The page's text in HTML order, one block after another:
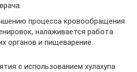
процесса кровообращения
налаживается работа
органов и пищеварение.
с использованием хулахупа